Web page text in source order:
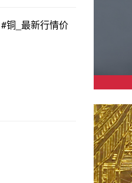
铜_最新行情价